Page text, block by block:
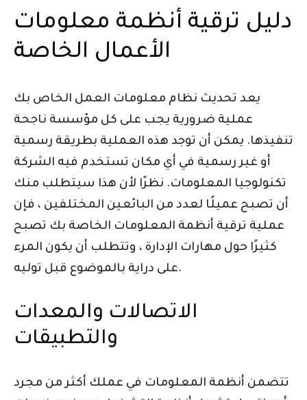
دليل ترقية أنظمة معلومات
الأعمال الخاصة
يعد تحديث نظام معلومات العمل الخاص بك
عملية ضرورية يجب على كل مؤسسة ناجحة
تنفيذها. يمكن أن توجد هذه العملية بطريقة رسمية
أو غير رسمية في أي مكان تستخدم فيه الشركة
تكنولوجيا المعلومات. نظرًا لأن هذا سيتطلب منك
أن تصبح عميلًا لعدد من البائعين المختلفين ، فإن
عملية ترقية أنظمة المعلومات الخاصة بك تصبح
كثيرًا حول مهارات الإدارة ، وتتطلب أن يكون المرء
على دراية بالموضوع قبل توليه.
الاتصالات والمعدات
والتطبيقات
تتضمن أنظمة المعلومات في عملك أكثر من مجرد